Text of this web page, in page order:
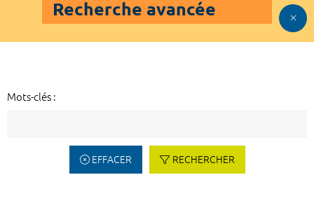
Recherche avancée
Mots-clés :
EFFACER RECHERCHER